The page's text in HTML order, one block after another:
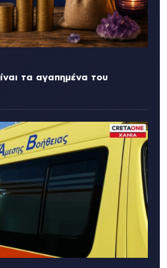
τα αγαπημένα του